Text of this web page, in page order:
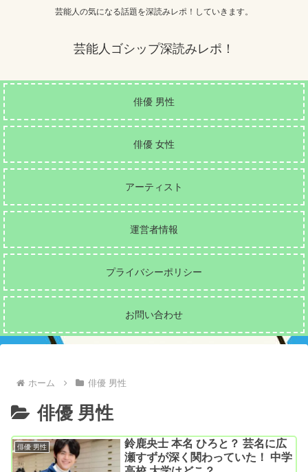
芸能人の気になる話題を深読みレポ！していきます。
芸能人ゴシップ深読みレポ！
俳優 男性
俳優 女性
アーティスト
運営者情報
プライバシーポリシー
お問い合わせ
ホーム 俳優 男性
俳優 男性
俳優 男性
鈴鹿央士 本名 ひろと？ 芸名に広
瀬すずが深く関わっていた！ 中学